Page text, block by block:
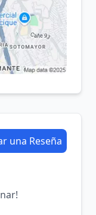
una Reseña